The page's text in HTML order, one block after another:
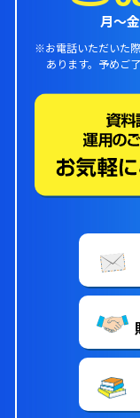
月〜
※お電話いただいた
あります。 予めご